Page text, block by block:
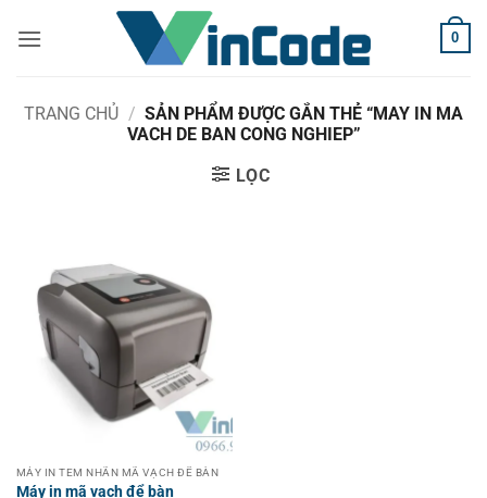
qua
0
TRANG CHỦ / SẢN PHẨM ĐƯỢC GẮN THẺ “MAY IN MA
VACH DE BAN CONG NGHIEP”
LỌC
MÁY IN TEM NHÃN MÃ VẠCH ĐỂ BÀN
Máy in mã vạch để bàn